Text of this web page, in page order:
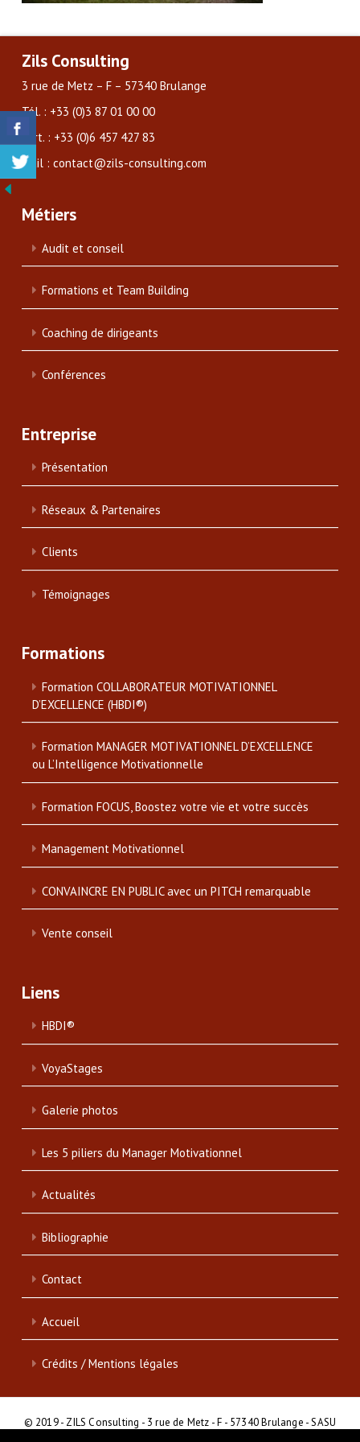
Zils Consulting
3 rue de Metz – F – 57340 Brulange
Tél. : +33 (0)3 87 01 00 00
Port. : +33 (0)6 457 427 83
Mail : contact@zils-consulting.com
Métiers
Audit et conseil
Formations et Team Building
Coaching de dirigeants
Conférences
Entreprise
Présentation
Réseaux & Partenaires
Clients
Témoignages
Formations
Formation COLLABORATEUR MOTIVATIONNEL
D’EXCELLENCE (HBDI®)
Formation MANAGER MOTIVATIONNEL D’EXCELLENCE
ou L’Intelligence Motivationnelle
Formation FOCUS, Boostez votre vie et votre succès
Management Motivationnel
CONVAINCRE EN PUBLIC avec un PITCH remarquable
Vente conseil
Liens
HBDI®
VoyaStages
Galerie photos
Les 5 piliers du Manager Motivationnel
Actualités
Bibliographie
Contact
Accueil
Crédits / Mentions légales
© 2019 - ZILS Consulting - 3 rue de Metz - F - 57340 Brulange - SASU